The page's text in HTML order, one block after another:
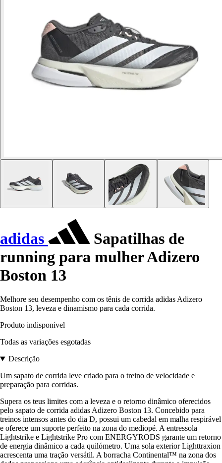
adidas
Sapatilhas de
running para mulher Adizero
Boston 13
Melhore seu desempenho com os tênis de corrida adidas Adizero
Boston 13, leveza e dinamismo para cada corrida.
Produto indisponível
Todas as variações esgotadas
Descrição
Um sapato de corrida leve criado para o treino de velocidade e
preparação para corridas.
Supera os teus limites com a leveza e o retorno dinâmico oferecidos
pelo sapato de corrida adidas Adizero Boston 13. Concebido para
treinos intensos antes do dia D, possui um cabedal em malha respirável
e oferece um suporte perfeito na zona do mediopé. A entressola
Lightstrike e Lightstrike Pro com ENERGYRODS garante um retorno
de energia dinâmico a cada quilómetro. Uma sola exterior Lighttraxion
acrescenta uma tração versátil. A borracha Continental™ na zona dos